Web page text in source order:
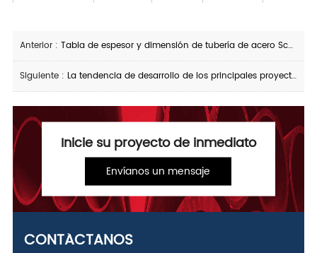
Anterior : Tabla de espesor y dimensión de tubería de acero Schedule 40
Siguiente : La tendencia de desarrollo de los principales proyectos mundiales de petróleo y gas en 2021
Inicie su proyecto de inmediato
Envíanos un mensaje
CONTÁCTANOS